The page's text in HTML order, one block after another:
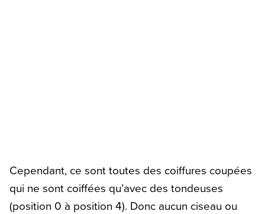
Cependant, ce sont toutes des coiffures coupées
qui ne sont coiffées qu’avec des tondeuses
(position 0 à position 4). Donc aucun ciseau ou